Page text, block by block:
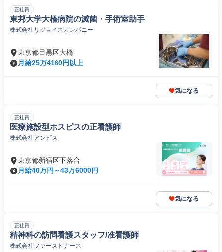
正社員
東邦大学大橋病院の滅菌・手術室助手
株式会社リジョイスカンパニー
東京都目黒区大橋
月給25万4160円以上
気になる
正社員
医療施設型ホスピスの正看護師
株式会社アンビス
東京都新宿区下落合
月給40万円～43万6000円
気になる
正社員
精神科の訪問看護スタッフ/准看護師
株式会社ファーストナース